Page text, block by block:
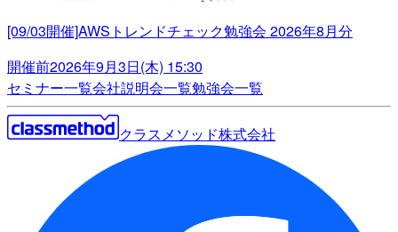
[09/03開催]AWSトレンドチェック勉強会 2026年8月分
開催前2026年9月3日(木) 15:30
セミナー一覧会社説明会一覧勉強会一覧
クラスメソッド株式会社